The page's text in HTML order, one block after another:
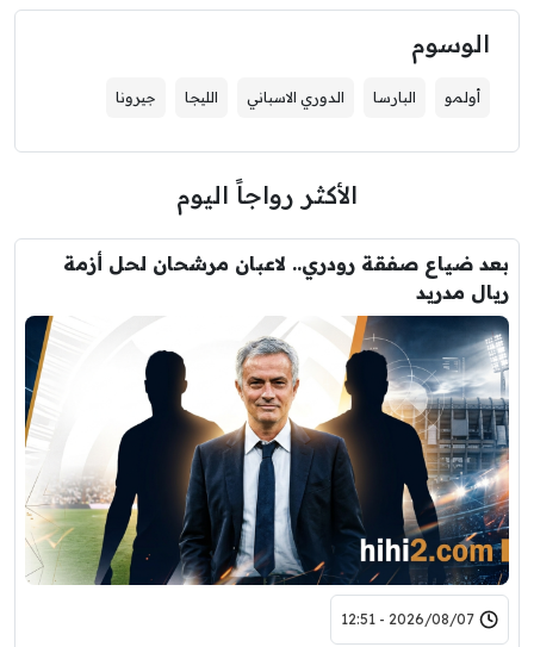
الوسوم
أولمو البارسا الدوري الاسباني الليجا جيرونا
الأكثر رواجاً اليوم
بعد ضياع صفقة رودري.. لاعبان مرشحان لحل أزمة
ريال مدريد
2026/08/07 - 12:51